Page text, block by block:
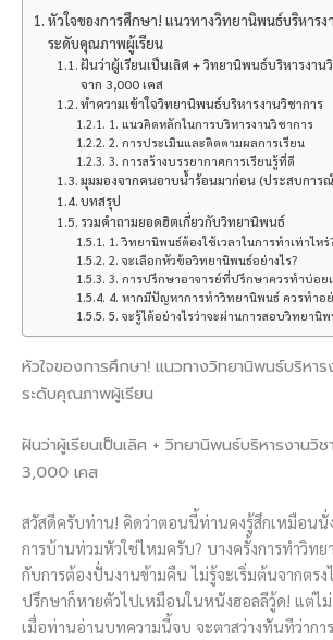
หัวใจของการศึกษา! แนวทางวิทยานิพนธ์บริหารง
ระดับคุณภาพผู้เรียน
ฝันว่าผู้เรียนเป็นเลิศ + วิทยานิพนธ์บริหารงาน
จาก 3,000 เคส
ทำความเข้าใจวิทยานิพนธ์บริหารงานวิชาการ
1. แนวคิดหลักในการบริหารงานวิชาการ
2. การประเมินและติดตามผลการเรียน
3. การสร้างบรรยากาศการเรียนรู้ที่ดี
มุมมองจากคนอาบน้ำร้อนมาก่อน (ประสบการ
บทสรุป
รวมคำถามยอดฮิตเกี่ยวกับวิทยานิพนธ์
1. วิทยานิพนธ์ต้องใช้เวลาในการทำเท่าไหร่
2. จะเลือกหัวข้อวิทยานิพนธ์อย่างไร?
3. การปรึกษาอาจารย์ที่ปรึกษาควรทำบ่อย
4. หากมีปัญหาการทำวิทยานิพนธ์ ควรทำอย่
5. จะรู้ได้อย่างไรว่าจะผ่านการสอบวิทยานิพ
หัวใจของการศึกษา! แนวทางวิทยานิพนธ์บริหาร
ระดับคุณภาพผู้เรียน
ฝันว่าผู้เรียนเป็นเลิศ + วิทยานิพนธ์บริหารงานวิ
3,000 เคส
สวัสดีครับท่าน! คิดว่าตอนนี้ท่านคงรู้สึกเหมือนนั่
การบ้านท่วมหัวใช่ไหมครับ? บางครั้งการทำวิท
กับการต้องปั่นงานข้ามคืน ไม่รู้จะเริ่มต้นจากตร
ปรึกษาก็หายตัวไปเหมือนในหนังฮอลลีวู้ด! แต่ไ
เมื่อท่านอ่านบทความนี้จบ จะตาสว่างทันทีว่ากา